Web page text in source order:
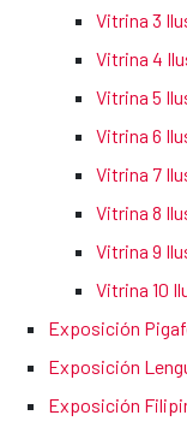
Vitrina 3
Vitrina 4
Vitrina 5
Vitrina 6
Vitrina 7
Vitrina 8
Vitrina 9
Vitrina 10
Exposición
Exposición
Exposición